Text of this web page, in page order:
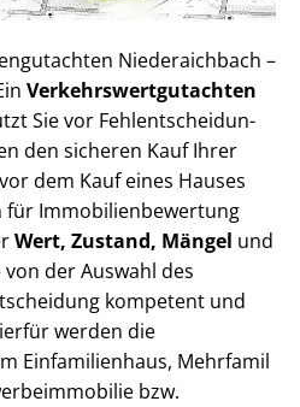
Niederaichbach –
Ver­kehrs­wert­gut­ach­ten
Sie vor Fehl­ent­schei­dun­
den sicheren Kauf Ihrer
dem Kauf eines Hauses
für Im­mo­bi­li­en­be­wer­tung
Wert, Zustand, Mängel und
der Auswahl des
kompetent und
werden die
Einfamilienhaus, Mehr­fa­mi­l
bzw.